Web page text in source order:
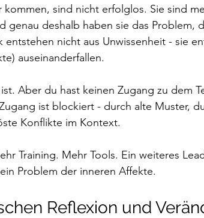
sind nicht erfolglos. Sie sind
deshalb haben sie das Problem,
nicht aus Unwissenheit - sie
auseinanderfallen.
Aber du hast keinen Zugang zu dem
ist blockiert - durch alte Muster,
Konflikte im Kontext.
Training. Mehr Tools. Ein weiteres
Problem der inneren Affekte.
Reflexion und